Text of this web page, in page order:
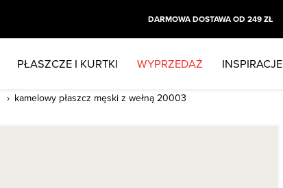
DARMOWA DOSTAWA OD 249 ZŁ
PŁASZCZE I KURTKI WYPRZEDAŻ INSPIRACJE
kamelowy płaszcz męski z wełną 20003